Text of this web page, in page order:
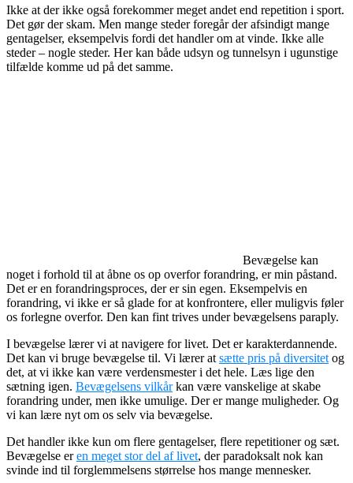
Ikke at der ikke også forekommer meget andet end repetition i sport.
Det gør der skam. Men mange steder foregår der afsindigt mange
gentagelser, eksempelvis fordi det handler om at vinde. Ikke alle
steder – nogle steder. Her kan både udsyn og tunnelsyn i ugunstige
tilfælde komme ud på det samme.
Bevægelse kan
noget i forhold til at åbne os op overfor forandring, er min påstand.
Det er en forandringsproces, der er sin egen. Eksempelvis en
forandring, vi ikke er så glade for at konfrontere, eller muligvis føler
os forlegne overfor. Den kan fint trives under bevægelsens paraply.
I bevægelse lærer vi at navigere for livet. Det er karakterdannende.
Det kan vi bruge bevægelse til. Vi lærer at sætte pris på diversitet og
det, at vi ikke kan være verdensmester i det hele. Læs lige den
sætning igen. Bevægelsens vilkårkan være vanskelige at skabe
forandring under, men ikke umulige. Der er mange muligheder. Og
vi kan lære nyt om os selv via bevægelse.
Det handler ikke kun om flere gentagelser, flere repetitioner og sæt.
Bevægelse eren meget stor del af livet, der paradoksalt nok kan
svinde ind til forglemmelsens størrelse hos mange mennesker.